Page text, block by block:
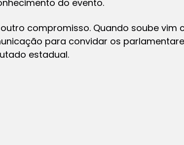
do evento.
compromisso. Quando soube vim
para convidar os
estadual.